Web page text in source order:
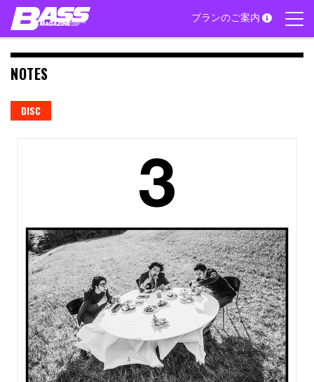
Skip
content
プランのご案内
NOTES
DISC